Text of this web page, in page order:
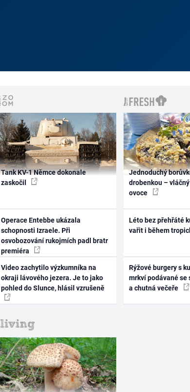
Tank KV-1 Němce dokonale
zaskočil
Operace Entebbe ukázala
schopnosti Izraele. Při
osvobozování rukojmích padl bratr
premiéra
Video zachytilo výzkumníka na
okraji lávového jezera. Je to jako
pohled do Slunce, hlásil vzrušeně
Jednoduchý
drobenkou –
ovoce
Léto bez přehřáté
vařit i během
Rýžové burgery s
mrkví podávané se
a chutná večeře